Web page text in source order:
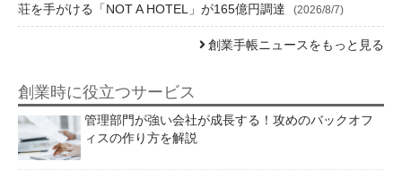
荘を手がける「NOT A HOTEL」が165億円調達
(2026/8/7)
創業手帳ニュースをもっと見る
創業時に役立つサービス
管理部門が強い会社が成長する！攻めのバックオフ
ィスの作り方を解説